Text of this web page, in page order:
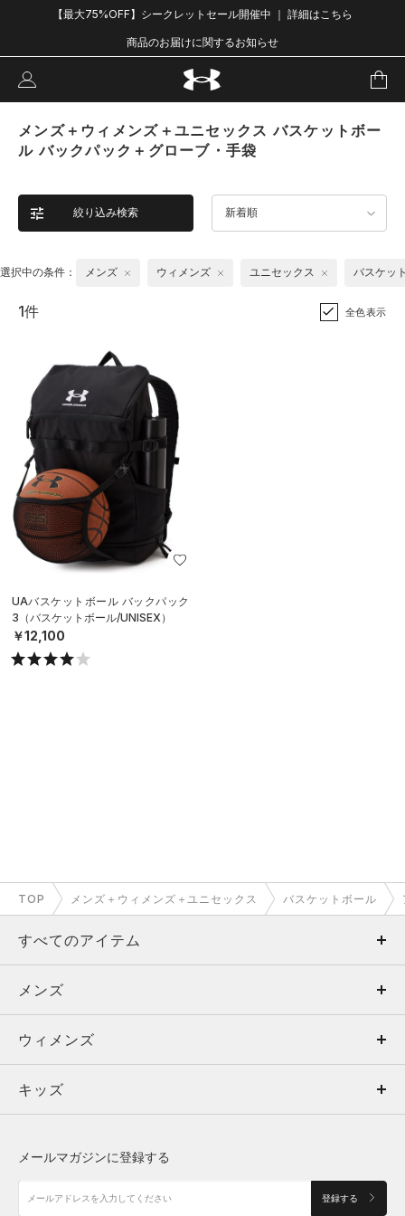
【最大75%OFF】シークレットセール開催中 ｜ 詳細はこちら
商品のお届けに関するお知らせ
メンズ＋ウィメンズ＋ユニセックス バスケットボー
ル バックパック＋グローブ・手袋
絞り込み検索 新着順
選択中の条件： メンズ ウィメンズ ユニセックス バスケッ
1件 全色表示
UAバスケットボール バックパック
3（バスケットボール/UNISEX）
￥12,100
TOP メンズ＋ウィメンズ＋ユニセックス バスケットボール
すべてのアイテム
メンズ
ウィメンズ
キッズ
アクセサリー
メンズ
トップス
ボトムス
アクセサリー
ウィメンズ
トップス
シューズ
キッズ
メールマガジンに登録する
登録する